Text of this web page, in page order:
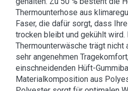
Thermounterhose aus
Faser, die dafür sorgt, dass
trocken bleibt und gekühlt wird.
Thermounterwäsche trägt nicht
sehr angenehmen
einschneidenden Hüft-
Materialkomposition aus